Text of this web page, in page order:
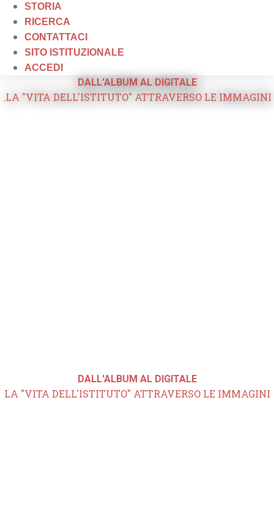
STORIA
RICERCA
CONTATTACI
SITO ISTITUZIONALE
ACCEDI
DALL'ALBUM AL DIGITALE
.LA "VITA DELL'ISTITUTO" ATTRAVERSO LE IMMAGINI
DALL'ALBUM AL DIGITALE
LA "VITA DELL'ISTITUTO" ATTRAVERSO LE IMMAGINI